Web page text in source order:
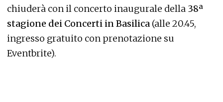
chiuderà con il concerto inaugurale della 38ª
stagione dei Concerti in Basilica (alle 20.45,
ingresso gratuito con prenotazione su
Eventbrite).